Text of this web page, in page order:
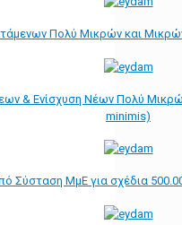
Πολύ Μικρών και
& Ενίσχυση Νέων Πολύ
minimis)
Σύσταση ΜμΕ για σχέδια